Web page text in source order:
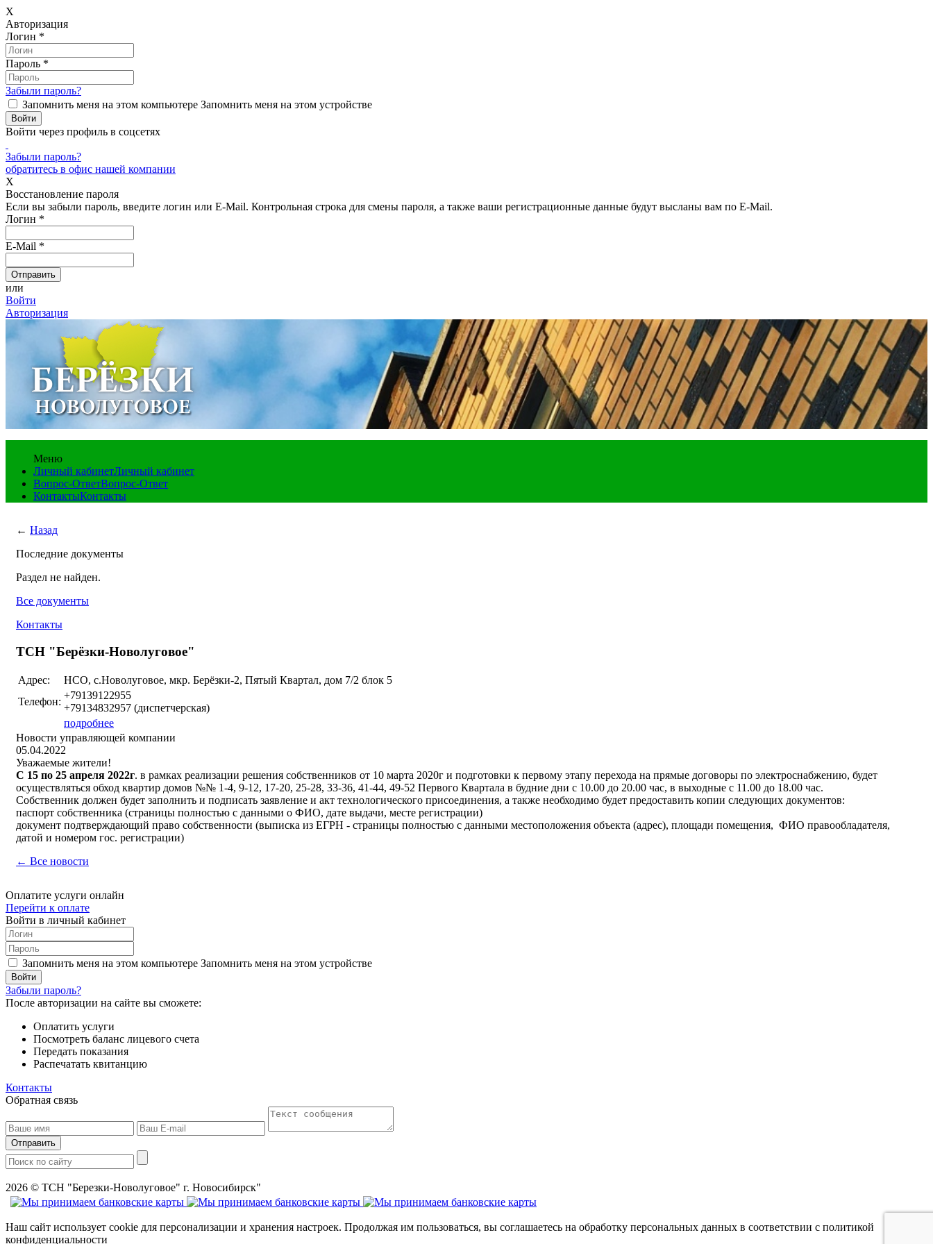
X
Авторизация
Логин *
Пароль *
Забыли пароль?
Запомнить меня на этом компьютере Запомнить меня на этом устройстве
Войти через профиль в соцсетях
Забыли пароль?
обратитесь в офис нашей компании
X
Восстановление пароля
Если вы забыли пароль, введите логин или E-Mail. Контрольная строка для смены пароля, а также ваши регистрационные данные будут высланы вам по E-Mail.
Логин *
E-Mail *
или
Войти
Авторизация
Меню
Личный кабинетЛичный кабинет
Вопрос-ОтветВопрос-Ответ
КонтактыКонтакты
← Назад
Последние документы
Раздел не найден.
Все документы
Контакты
ТСН "Берёзки-Новолуговое"
Адрес:
НСО, с.Новолуговое, мкр. Берёзки-2, Пятый Квартал, дом 7/2 блок 5
Телефон:
+79139122955
+79134832957 (диспетчерская)
подробнее
Новости управляющей компании
05.04.2022
Уважаемые жители!
С 15 по 25 апреля 2022г. в рамках реализации решения собственников от 10 марта 2020г и подготовки к первому этапу перехода на прямые договоры по электроснабжению, будет
осуществляться обход квартир домов №№ 1-4, 9-12, 17-20, 25-28, 33-36, 41-44, 49-52 Первого Квартала в будние дни с 10.00 до 20.00 час, в выходные с 11.00 до 18.00 час.
Собственник должен будет заполнить и подписать заявление и акт технологического присоединения, а также необходимо будет предоставить копии следующих документов:
паспорт собственника (страницы полностью с данными о ФИО, дате выдачи, месте регистрации)
документ подтверждающий право собственности (выписка из ЕГРН - страницы полностью с данными местоположения объекта (адрес), площади помещения, ФИО правообладателя,
датой и номером гос. регистрации)
← Все новости
Оплатите услуги онлайн
Перейти к оплате
Войти в личный кабинет
Запомнить меня на этом компьютере Запомнить меня на этом устройстве
Забыли пароль?
После авторизации на сайте вы сможете:
Оплатить услуги
Посмотреть баланс лицевого счета
Передать показания
Распечатать квитанцию
Контакты
Обратная связь
Отправить
2026 © ТСН "Березки-Новолуговое" г. Новосибирск"
Наш сайт использует cookie для персонализации и хранения настроек. Продолжая им пользоваться, вы соглашаетесь на обработку персональных данных в соответствии с политикой
конфиденциальности